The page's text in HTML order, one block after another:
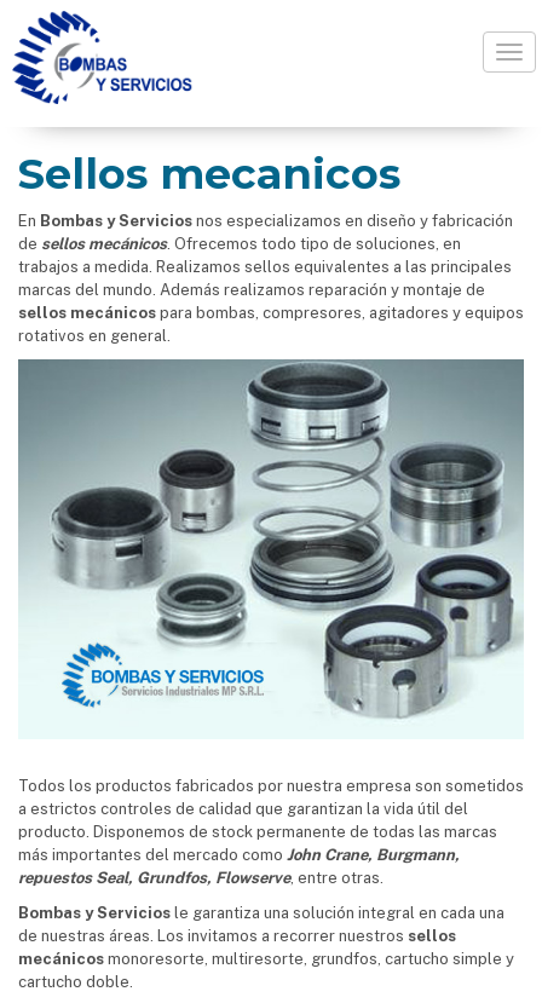
Sellos mecanicos
En Bombas y Servicios nos especializamos en diseño y fabricación
de sellos mecánicos. Ofrecemos todo tipo de soluciones, en
trabajos a medida. Realizamos sellos equivalentes a las principales
marcas del mundo. Además realizamos reparación y montaje de
sellos mecánicos para bombas, compresores, agitadores y equipos
rotativos en general.
Todos los productos fabricados por nuestra empresa son sometidos
a estrictos controles de calidad que garantizan la vida útil del
producto. Disponemos de stock permanente de todas las marcas
más importantes del mercado como John Crane, Burgmann,
repuestos Seal, Grundfos, Flowserve, entre otras.
Bombas y Servicios le garantiza una solución integral en cada una
de nuestras áreas. Los invitamos a recorrer nuestros sellos
mecánicos monoresorte, multiresorte, grundfos, cartucho simple y
cartucho doble.